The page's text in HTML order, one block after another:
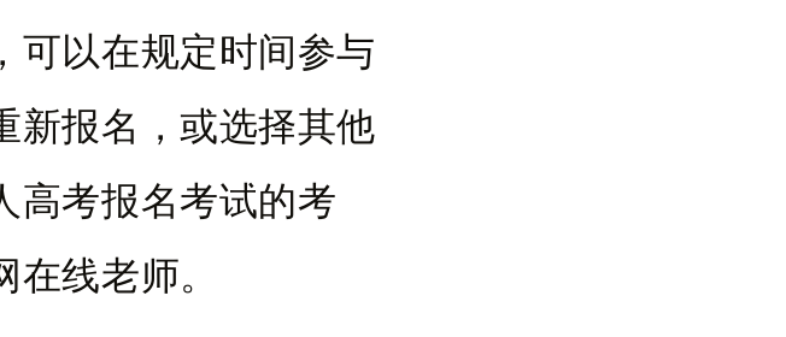
可以在规定时间参与
新报名，或选择其他
高考报名考试的考
线老师。